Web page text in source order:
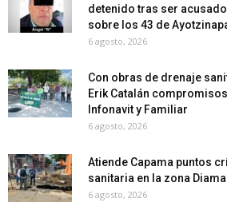
detenido tras ser
sobre los 43 de
6 agosto, 2026
Con obras de drenaje
Erik Catalán
Infonavit y Familiar
6 agosto, 2026
Atiende Capama puntos
sanitaria en la zona
6 agosto, 2026